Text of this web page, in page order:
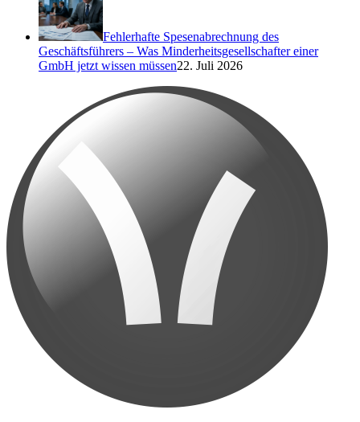
Fehlerhafte Spesenabrechnung des
Geschäftsführers – Was Minderheitsgesellschafter einer
GmbH jetzt wissen müssen22. Juli 2026